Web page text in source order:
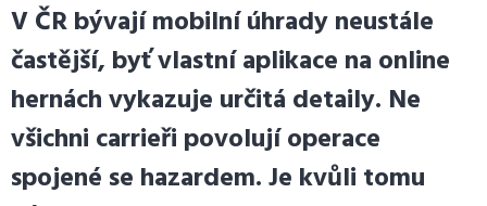
V ČR bývají mobilní úhrady neustále
častější, byť vlastní aplikace na online
hernách vykazuje určitá detaily. Ne
všichni carrieři povolují operace
spojené se hazardem. Je kvůli tomu